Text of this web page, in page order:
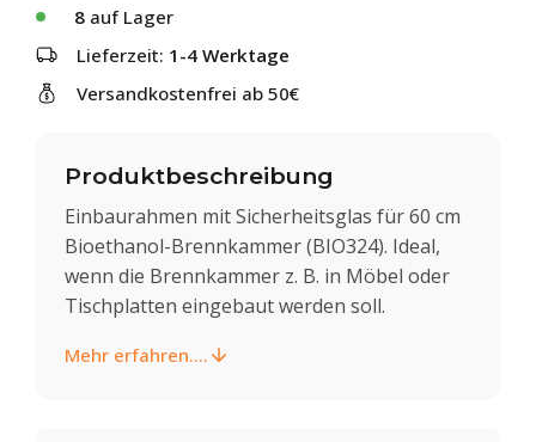
8 auf Lager
Lieferzeit: 1-4 Werktage
Versandkostenfrei ab 50€
Produktbeschreibung
Einbaurahmen mit Sicherheitsglas für 60 cm
Bioethanol-Brennkammer (BIO324). Ideal,
wenn die Brennkammer z. B. in Möbel oder
Tischplatten eingebaut werden soll.
Mehr erfahren....